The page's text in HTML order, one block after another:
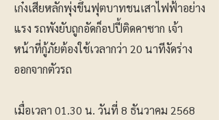
เก๋งเสียหลักพุ่งขึ้นฟุตบาทชนเสาไฟฟ้าอย่าง
แรง รถพังยับถูกอัดก็อปปี้ติดคาซาก เจ้า
หน้าที่กู้ภัยต้องใช้เวลากว่า 20 นาทีงัดร่าง
ออกจากตัวรถ
เมื่อเวลา 01.30 น. วันที่ 8 ธันวาคม 2568